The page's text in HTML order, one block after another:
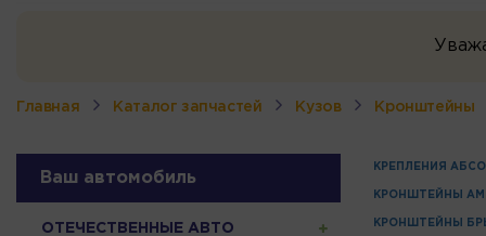
Главная Каталог запчастей Кузов Кронштейны
Ваш автомобиль
ОТЕЧЕСТВЕННЫЕ АВТО
КРЕПЛЕНИЯ
КРОНШТЕЙНЫ
КРОНШТЕЙНЫ